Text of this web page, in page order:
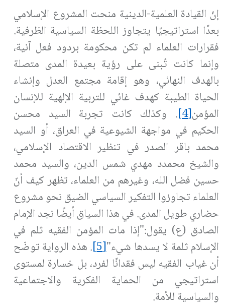
إنّ القيادة العلمية-الدينية منحت المشروع الإسلامي
بعدًا استراتيجيًا يتجاوز اللحظة السياسية الظرفية.
فقرارات العلماء لم تكن محكومة بردود فعل آنية،
وإنما كانت تُبنى على رؤية بعيدة المدى متصلة
بالهدف النهائي، وهو إقامة مجتمع العدل وإنشاء
الحياة الطيبة كهدف غائي للتربية الإلهية للإنسان
المؤمن[4]
. وكذلك كانت تجربة السيد محسن
الحكيم في مواجهة الشيوعية في العراق، أو السيد
محمد باقر الصدر في تنظير الاقتصاد الإسلامي،
والشيخ محمدد مهدي شمس الدين، والسيد محمد
حسين فضل الله، وغيرهم من العلماء، تظهر كيف أنّ
العلماء تجاوزوا التفكير السياسي الضيق نحو مشروع
حضاري طويل المدى. في هذا السياق أيضًا نجد الإمام
الصادق (ع) يقول:"إذا مات المؤمن الفقيه ثلم في
الإسلام ثلمة لا يسدها شيء"[5] . هذه الرواية توضّح
أن غياب الفقيه ليس فقدانًا لفرد، بل خسارة لمستوى
استراتيجي من الحماية الفكرية والاجتماعية
والسياسية للأمة.